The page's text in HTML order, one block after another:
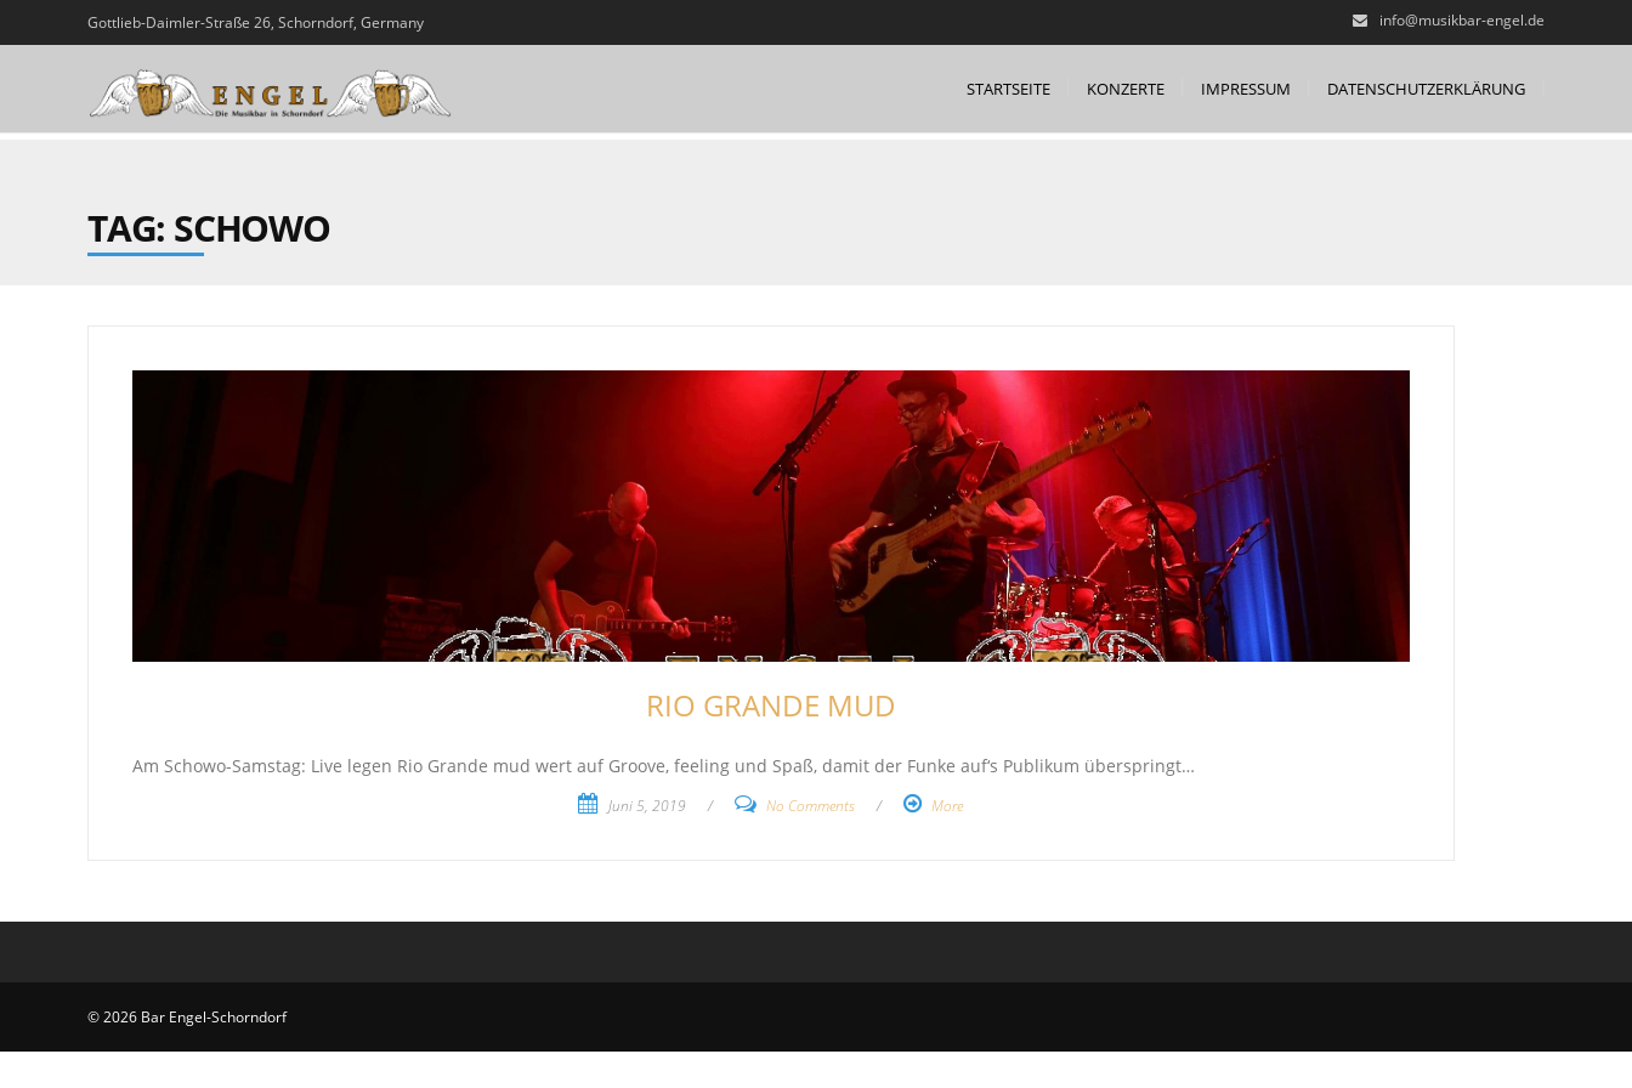
Gottlieb-Daimler-Straße 26, Schorndorf, Germany info@musikbar-engel.de
STARTSEITE KONZERTE IMPRESSUM DATENSCHUTZERKLÄRUNG
TAG: SCHOWO
RIO GRANDE MUD
Am Schowo-Samstag: Live legen Rio Grande mud wert auf Groove, feeling und Spaß, damit der Funke auf‘s Publikum überspringt…
Juni 5, 2019 / No Comments / More
© 2026 Bar Engel-Schorndorf